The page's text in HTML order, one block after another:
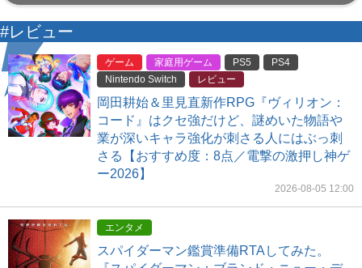
#レビュー
ゲーム 家庭用ゲーム PS5
PS4
Nintendo Switch
レビュー
岡田耕始＆里見直新作RPG『ヴィリオン：
コード』はクセ強だけど、謎めいた物語や
業が深いキャラ強化が刺さる人にはぶっ刺
さる【おすすめ度：8点／電撃の激押し神ゲ
ー2026】
2026-08-05 12:00
エンタメ
スパイダーマン鑑賞準備RTAしてみた。